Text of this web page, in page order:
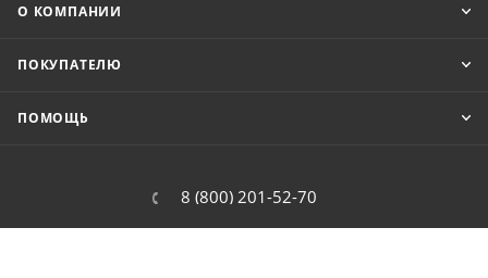
О КОМПАНИИ
ПОКУПАТЕЛЮ
ПОМОЩЬ
8 (800) 201-52-70
order@cit.ru